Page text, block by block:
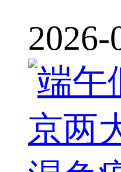
2026-